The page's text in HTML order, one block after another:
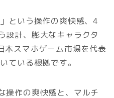
という操作の爽快感、4
設計、膨大なキャラクタ
スマホゲーム市場を代表
ている根拠です。
操作の爽快感と、マルチ